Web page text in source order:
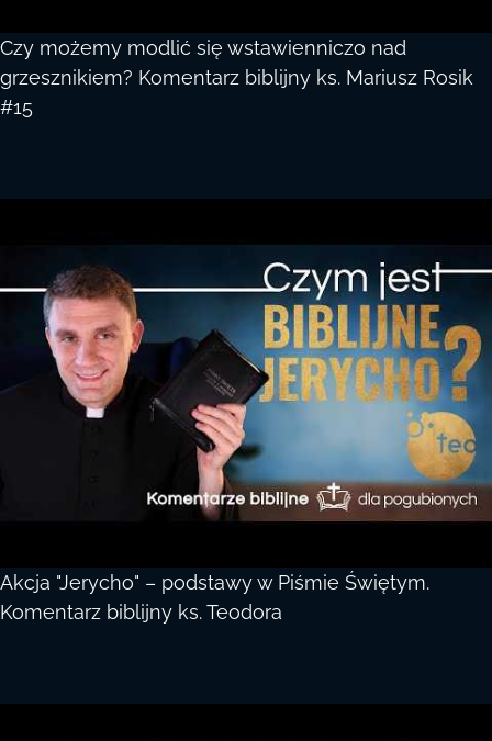
Czy możemy modlić się wstawienniczo nad
grzesznikiem? Komentarz biblijny ks. Mariusz Rosik
#15
Akcja "Jerycho" – podstawy w Piśmie Świętym.
Komentarz biblijny ks. Teodora